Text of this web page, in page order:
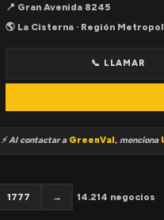
📍 Gran Avenida 8245
🌎 La Cisterna · Región
📞 LLAMAR
⚡ Al contactar a GreenVal, menciona
1777 → 14.214 negocios